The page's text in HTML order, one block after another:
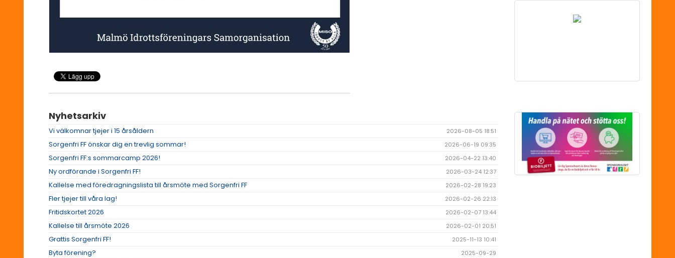
Nyhetsarkiv
Vi välkomnar tjejer i 15 årsåldern 2026-08-05 18:51
Sorgenfri FF önskar dig en trevlig sommar! 2026-06-19 09:35
Sorgenfri FF:s sommarcamp 2026! 2026-04-22 13:40
Ny ordförande i Sorgenfri FF! 2026-03-24 12:37
Kallelse med föredragningslista till årsmöte med Sorgenfri FF 2026-02-28 19:23
Fler tjejer till våra lag! 2026-02-26 22:13
Fritidskortet 2026 2026-02-07 13:44
Kallelse till årsmöte 2026 2026-02-01 20:51
Grattis Sorgenfri FF! 2025-11-13 10:41
Byta förening? 2025-09-29